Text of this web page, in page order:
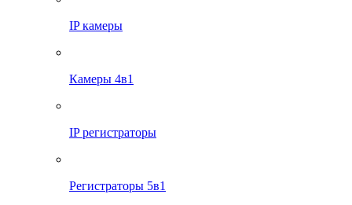
IP камеры
Камеры 4в1
IP регистраторы
Регистраторы 5в1